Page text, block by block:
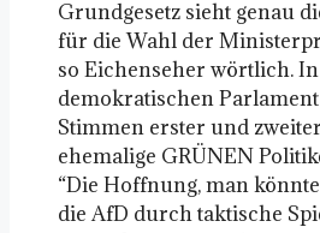
Grundgesetz sieht genau
für die Wahl der
so Eichenseher wörtlich.
demokratischen Parlament
Stimmen erster und
ehemalige GRÜNEN
“Die Hoffnung, man
die AfD durch taktische